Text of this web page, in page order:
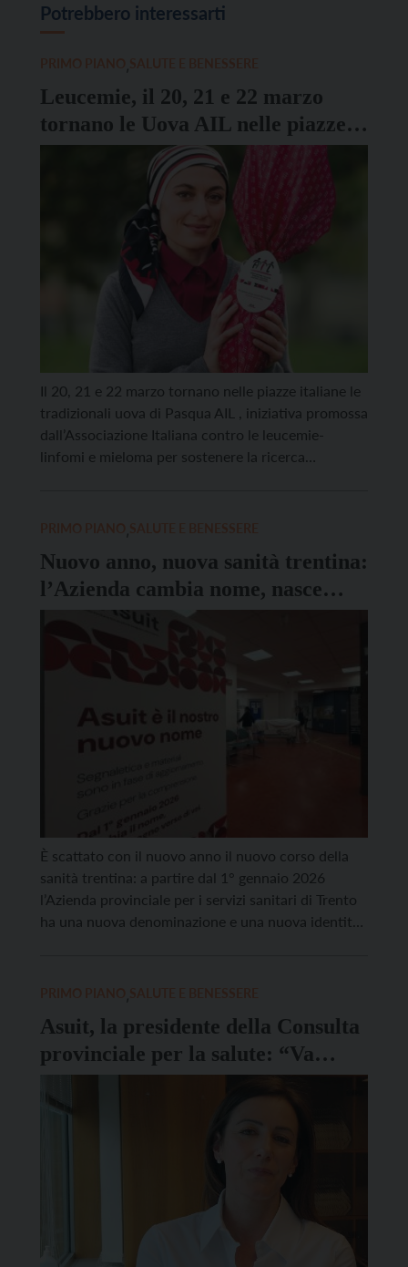
Potrebbero interessarti
Leucemie, il 20, 21 e 22 marzo
tornano le Uova AIL nelle piazze
per sostenere la ricerca
Il 20, 21 e 22 marzo tornano nelle piazze italiane le
tradizionali uova di Pasqua AIL , iniziativa promossa
dall’Associazione Italiana contro le leucemie-
linfomi e mieloma per sostenere la ricerca
Nuovo anno, nuova sanità trentina:
l’Azienda cambia nome, nasce
Asuit
È scattato con il nuovo anno il nuovo corso della
sanità trentina: a partire dal 1° gennaio 2026
l’Azienda provinciale per i servizi sanitari di Trento
ha una nuova denominazione e una nuova identità:
Asuit, la presidente della Consulta
provinciale per la salute: “Va
integrata la dimensione
sociosanitaria”